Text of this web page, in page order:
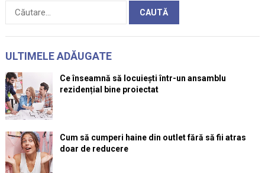
Caută
ULTIMELE ADĂUGATE
Ce înseamnă să locuiești într-un ansamblu
rezidențial bine proiectat
Cum să cumperi haine din outlet fără să fii atras
doar de reducere